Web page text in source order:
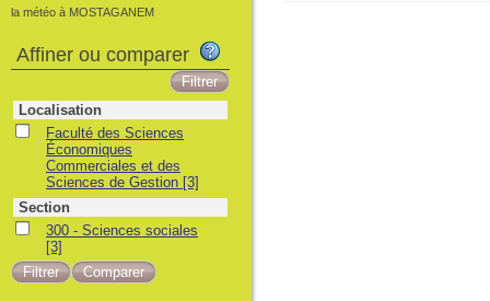
la météo à MOSTAGANEM
Affiner ou comparer
Localisation
Faculté des Sciences
Économiques
Commerciales et des
Sciences de Gestion [3]
Section
300 - Sciences sociales
[3]